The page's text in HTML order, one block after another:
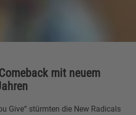
mit neuem
Give“ stürmten die New Radicals